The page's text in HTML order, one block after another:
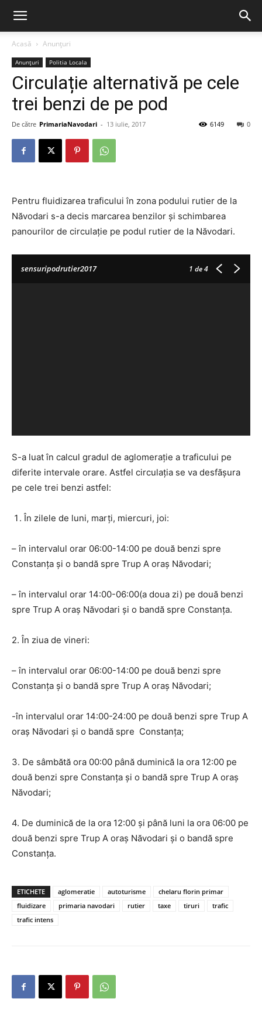
Acasă Anunțuri
Anunțuri Politia Locala
Circulație alternativă pe cele
trei benzi de pe pod
De către PrimariaNavodari - 13 iulie, 2017 0
6149
Pentru fluidizarea traficului în zona podului rutier de la
Năvodari s-a decis marcarea benzilor și schimbarea
panourilor de circulație pe podul rutier de la Năvodari.
sensuripodrutier2017 1 de 4
S-a luat în calcul gradul de aglomerație a traficului pe
diferite intervale orare. Astfel circulația se va desfășura
pe cele trei benzi astfel:
În zilele de luni, marți, miercuri, joi:
– în intervalul orar 06:00-14:00 pe două benzi spre
Constanța și o bandă spre Trup A oraș Năvodari;
– în intervalul orar 14:00-06:00(a doua zi) pe două benzi
spre Trup A oraș Năvodari și o bandă spre Constanța.
2. În ziua de vineri:
– în intervalul orar 06:00-14:00 pe două benzi spre
Constanța și o bandă spre Trup A oraș Năvodari;
-în intervalul orar 14:00-24:00 pe două benzi spre Trup A
oraș Năvodari și o bandă spre Constanța;
3. De sâmbătă ora 00:00 până duminică la ora 12:00 pe
două benzi spre Constanța și o bandă spre Trup A oraș
Năvodari;
4. De duminică de la ora 12:00 și până luni la ora 06:00 pe
două benzi spre Trup A oraș Năvodari și o bandă spre
Constanța.
ETICHETE aglomeratie autoturisme
chelaru florin primar
fluidizare
primaria navodari rutier taxe tiruri
trafic
trafic intens